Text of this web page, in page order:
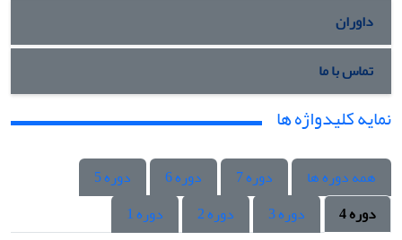
داوران
تماس با ما
نمایه کلیدواژه ها
همه دوره ها دوره 7 دوره 6
دوره 5
دوره 4
دوره 3 دوره 2 دوره 1